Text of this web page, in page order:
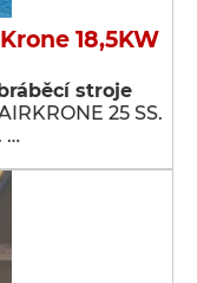
18,5KW
stroje
25 SS.
…